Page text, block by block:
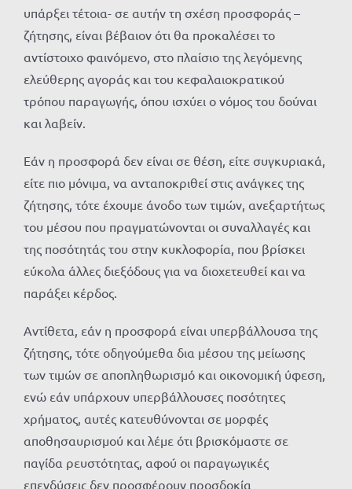
υπάρξει τέτοια- σε αυτήν τη σχέση προσφοράς –
ζήτησης, είναι βέβαιον ότι θα προκαλέσει το
αντίστοιχο φαινόμενο, στο πλαίσιο της λεγόμενης
ελεύθερης αγοράς και του κεφαλαιοκρατικού
τρόπου παραγωγής, όπου ισχύει ο νόμος του δούναι
και λαβείν.
Εάν η προσφορά δεν είναι σε θέση, είτε συγκυριακά,
είτε πιο μόνιμα, να ανταποκριθεί στις ανάγκες της
ζήτησης, τότε έχουμε άνοδο των τιμών, ανεξαρτήτως
του μέσου που πραγματώνονται οι συναλλαγές και
της ποσότητάς του στην κυκλοφορία, που βρίσκει
εύκολα άλλες διεξόδους για να διοχετευθεί και να
παράξει κέρδος.
Αντίθετα, εάν η προσφορά είναι υπερβάλλουσα της
ζήτησης, τότε οδηγούμεθα δια μέσου της μείωσης
των τιμών σε αποπληθωρισμό και οικονομική ύφεση,
ενώ εάν υπάρχουν υπερβάλλουσες ποσότητες
χρήματος, αυτές κατευθύνονται σε μορφές
αποθησαυρισμού και λέμε ότι βρισκόμαστε σε
παγίδα ρευστότητας, αφού οι παραγωγικές
επενδύσεις δεν προσφέρουν προσδοκία